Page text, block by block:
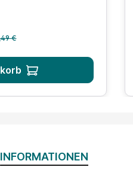
Preis:
€
INFORMATIONEN